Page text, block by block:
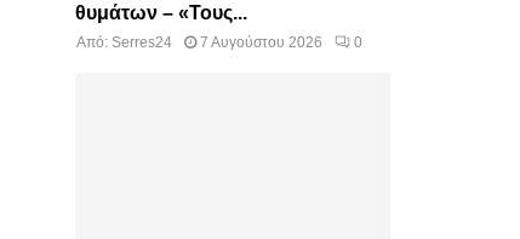
θυμάτων – «Τους...
Από: Serres24 7 Αυγούστου 2026 0